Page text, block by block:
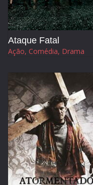
Ataque Fatal
Ação, Comédia, Drama